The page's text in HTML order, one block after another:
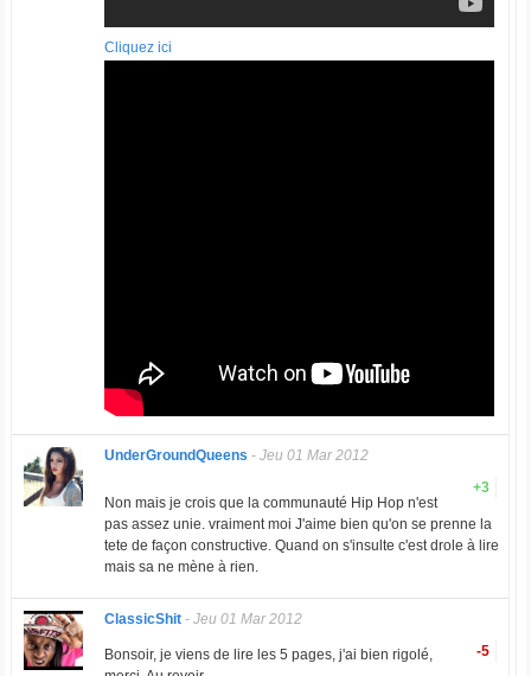
Cliquez ici
UnderGroundQueens - Jeu 01 Mar 2012
+3
Non mais je crois que la communauté Hip Hop n'est
pas assez unie. vraiment moi J'aime bien qu'on se prenne la
tete de façon constructive. Quand on s'insulte c'est drole à lire
mais sa ne mène à rien.
ClassicShit- Jeu 01 Mar 2012
-5
Bonsoir, je viens de lire les 5 pages, j'ai bien rigolé,